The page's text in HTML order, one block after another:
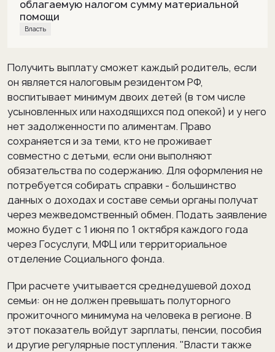
облагаемую налогом сумму материальной
помощи
Власть
Получить выплату сможет каждый родитель, если
он является налоговым резидентом РФ,
воспитывает минимум двоих детей (в том числе
усыновленных или находящихся под опекой) и у него
нет задолженности по алиментам. Право
сохраняется и за теми, кто не проживает
совместно с детьми, если они выполняют
обязательства по содержанию. Для оформления не
потребуется собирать справки - большинство
данных о доходах и составе семьи органы получат
через межведомственный обмен. Подать заявление
можно будет с 1 июня по 1 октября каждого года
через Госуслуги, МФЦ или территориальное
отделение Социального фонда.
При расчете учитывается среднедушевой доход
семьи: он не должен превышать полуторного
прожиточного минимума на человека в регионе. В
этот показатель войдут зарплаты, пенсии, пособия
и другие регулярные поступления. "Власти также